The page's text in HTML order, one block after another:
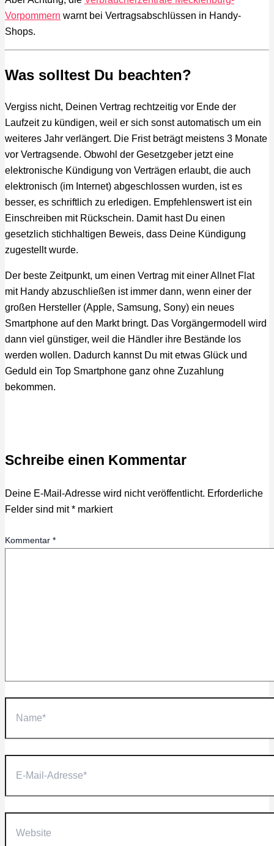
Vorpommern warnt bei Vertragsabschlüssen in Handy-
Shops.
Was solltest Du beachten?
Vergiss nicht, Deinen Vertrag rechtzeitig vor Ende der
Laufzeit zu kündigen, weil er sich sonst automatisch um ein
weiteres Jahr verlängert. Die Frist beträgt meistens 3 Monate
vor Vertragsende. Obwohl der Gesetzgeber jetzt eine
elektronische Kündigung von Verträgen erlaubt, die auch
elektronisch (im Internet) abgeschlossen wurden, ist es
besser, es schriftlich zu erledigen. Empfehlenswert ist ein
Einschreiben mit Rückschein. Damit hast Du einen
gesetzlich stichhaltigen Beweis, dass Deine Kündigung
zugestellt wurde.
Der beste Zeitpunkt, um einen Vertrag mit einer Allnet Flat
mit Handy abzuschließen ist immer dann, wenn einer der
großen Hersteller (Apple, Samsung, Sony) ein neues
Smartphone auf den Markt bringt. Das Vorgängermodell wird
dann viel günstiger, weil die Händler ihre Bestände los
werden wollen. Dadurch kannst Du mit etwas Glück und
Geduld ein Top Smartphone ganz ohne Zuzahlung
bekommen.
Schreibe einen Kommentar
Deine E-Mail-Adresse wird nicht veröffentlicht. Erforderliche
Felder sind mit* markiert
Kommentar *
Mail-